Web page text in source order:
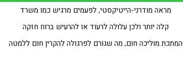
מראה מודרני-הייטיקסטי, לפעמים מרגיש כמו משרד
קלה יותר ולכן עלולה לרעוד או להרעיש ברוח חזקה
המתכת מוליכה חום, מה שגורם לפרגולה להקרין חום ללמטה